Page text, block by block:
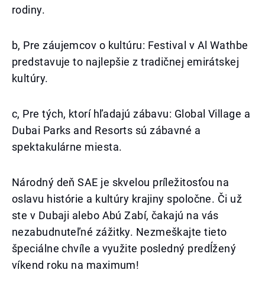
rodiny.
b, Pre záujemcov o kultúru: Festival v Al Wathbe
predstavuje to najlepšie z tradičnej emirátskej
kultúry.
c, Pre tých, ktorí hľadajú zábavu: Global Village a
Dubai Parks and Resorts sú zábavné a
spektakulárne miesta.
Národný deň SAE je skvelou príležitosťou na
oslavu histórie a kultúry krajiny spoločne. Či už
ste v Dubaji alebo Abú Zabí, čakajú na vás
nezabudnuteľné zážitky. Nezmeškajte tieto
špeciálne chvíle a využite posledný predĺžený
víkend roku na maximum!